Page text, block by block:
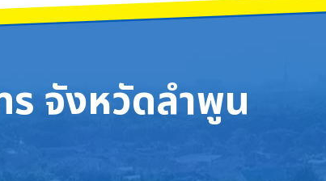
จังหวัดลำพูน